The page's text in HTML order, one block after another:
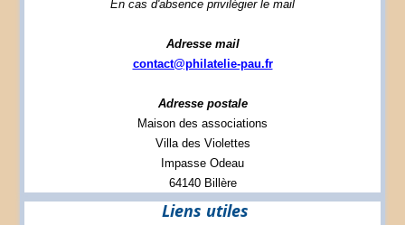
En cas d'absence privilégier le mail
Adresse mail
contact@philatelie-pau.fr
Adresse postale
Maison des associations
Villa des Violettes
Impasse Odeau
64140 Billère
Liens utiles